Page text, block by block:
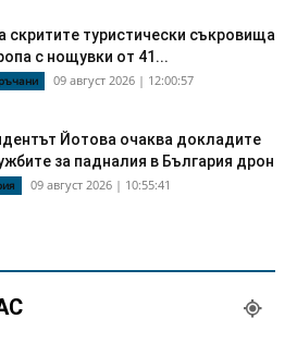
скритите туристически съкровища
с нощувки от 41...
09 август 2026 | 12:00:57
Йотова очаква докладите
за падналия в България дрон
09 август 2026 | 10:55:41